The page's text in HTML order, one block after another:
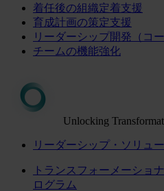
着任後の組織定着支援
育成計画の策定支援
リーダーシップ開発（コー
チームの機能強化
Unlocking
リーダーシップ・ソリュ
トランスフォーメーショ
ログラム